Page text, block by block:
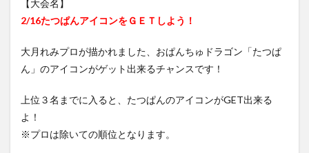
【大会名】
2/16たつぱんアイコンをＧＥＴしよう！
大月れみプロが描かれました、おぱんちゅドラゴン「たつぱ
ん」のアイコンがゲット出来るチャンスです！
上位３名までに入ると、たつぱんのアイコンがGET出来る
よ！
※プロは除いての順位となります。